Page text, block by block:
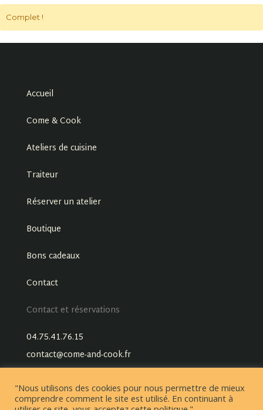
Complet !
Accueil
Come & Cook
Ateliers de cuisine
Traiteur
Réserver un atelier
Boutique
Bons cadeaux
Contact
Contact et réservations
04.75.41.76.15
contact@come-and-cook.fr
"Nous utilisons des cookies pour nous permettre de mieux
comprendre comment le site est utilisé. En continuant à